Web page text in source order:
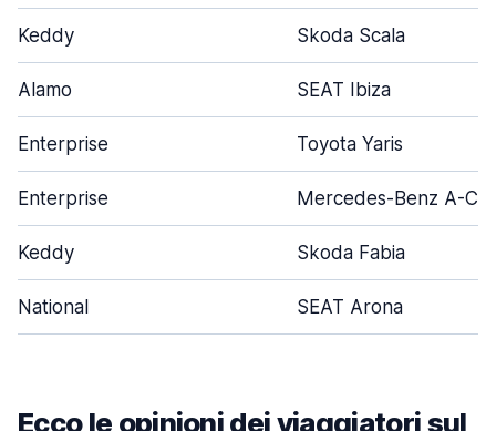
Keddy Skoda Scala
Alamo SEAT Ibiza
Enterprise Toyota Yaris
Enterprise Mercedes-Benz A-
Keddy Skoda Fabia
National SEAT Arona
Ecco le opinioni dei viaggiatori sul